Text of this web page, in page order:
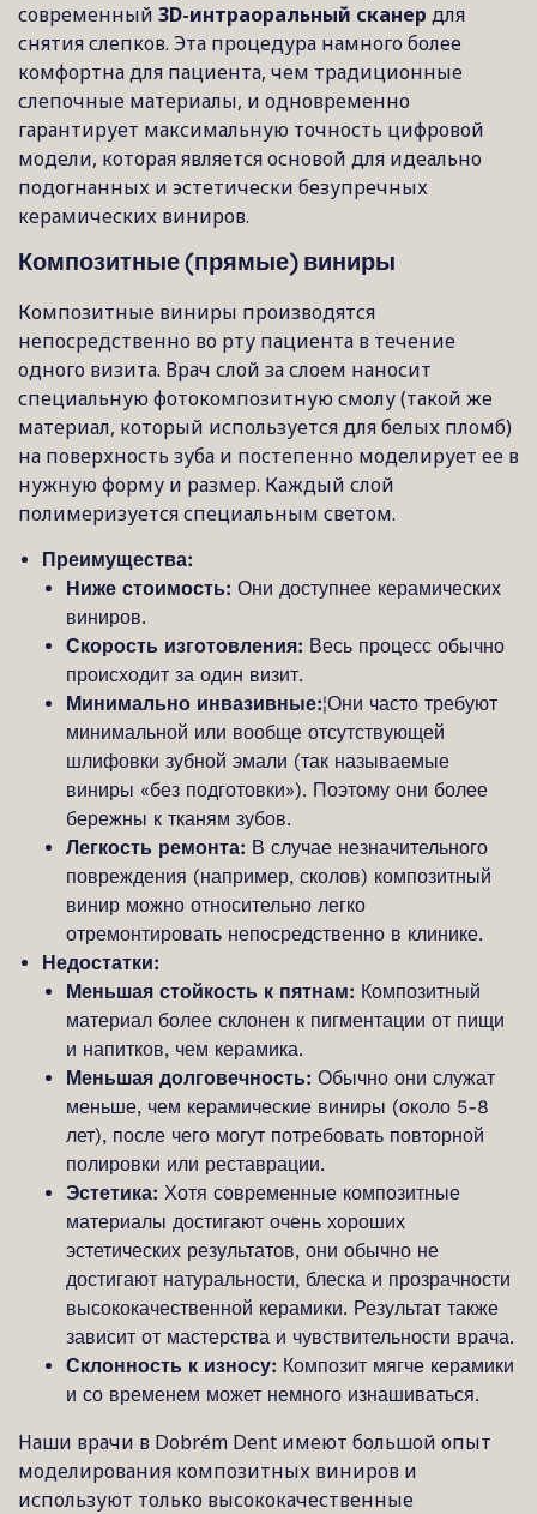
современный 3D-интраоральный сканер для
снятия слепков. Эта процедура намного более
комфортна для пациента, чем традиционные
слепочные материалы, и одновременно
гарантирует максимальную точность цифровой
модели, которая является основой для идеально
подогнанных и эстетически безупречных
керамических виниров.
Композитные (прямые) виниры
Композитные виниры производятся
непосредственно во рту пациента в течение
одного визита. Врач слой за слоем наносит
специальную фотокомпозитную смолу (такой же
материал, который используется для белых пломб)
на поверхность зуба и постепенно моделирует ее в
нужную форму и размер. Каждый слой
полимеризуется специальным светом.
Преимущества:
Ниже стоимость: Они доступнее керамических
виниров.
Скорость изготовления: Весь процесс обычно
происходит за один визит.
Минимально инвазивные:¦Они часто требуют
минимальной или вообще отсутствующей
шлифовки зубной эмали (так называемые
виниры «без подготовки»). Поэтому они более
бережны к тканям зубов.
Легкость ремонта: В случае незначительного
повреждения (например, сколов) композитный
винир можно относительно легко
отремонтировать непосредственно в клинике.
Недостатки:
Меньшая стойкость к пятнам: Композитный
материал более склонен к пигментации от пищи
и напитков, чем керамика.
Меньшая долговечность: Обычно они служат
меньше, чем керамические виниры (около 5-8
лет), после чего могут потребовать повторной
полировки или реставрации.
Эстетика: Хотя современные композитные
материалы достигают очень хороших
эстетических результатов, они обычно не
достигают натуральности, блеска и прозрачности
высококачественной керамики. Результат также
зависит от мастерства и чувствительности врача.
Склонность к износу: Композит мягче керамики
и со временем может немного изнашиваться.
Наши врачи в Dobrém Dent имеют большой опыт
моделирования композитных виниров и
используют только высококачественные